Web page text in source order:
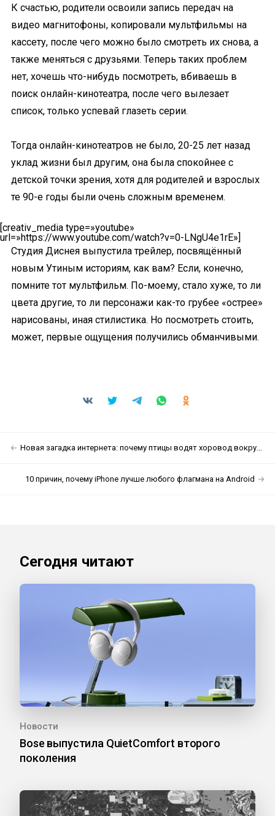
К счастью, родители освоили запись передач на
видео магнитофоны, копировали мультфильмы на
кассету, после чего можно было смотреть их снова, а
также меняться с друзьями. Теперь таких проблем
нет, хочешь что-нибудь посмотреть, вбиваешь в
поиск онлайн-кинотеатра, после чего вылезает
список, только успевай глазеть серии.
Тогда онлайн-кинотеатров не было, 20-25 лет назад
уклад жизни был другим, она была спокойнее с
детской точки зрения, хотя для родителей и взрослых
те 90-е годы были очень сложным временем.
[creativ_media type=»youtube»
url=»https://www.youtube.com/watch?v=0-LNgU4e1rE»]
Студия Диснея выпустила трейлер, посвящённый
новым Утиным историям, как вам? Если, конечно,
помните тот мультфильм. По-моему, стало хуже, то ли
цвета другие, то ли персонажи как-то грубее «острее»
нарисованы, иная стилистика. Но посмотреть стоить,
может, первые ощущения получились обманчивыми.
Новая загадка интернета: почему птицы водят хоровод вокруг мёртвого кота?
10 причин, почему iPhone лучше любого флагмана на Android
Сегодня читают
Новости
Bose выпустила QuietComfort второго
поколения